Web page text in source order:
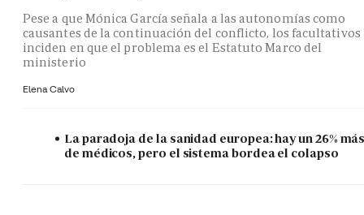
Pese a que Mónica García señala a las autonomías como
causantes de la continuación del conflicto, los facultativos
inciden en que el problema es el Estatuto Marco del
ministerio
Elena Calvo
La paradoja de la sanidad europea: hay un 26%
de médicos, pero el sistema bordea el colapso